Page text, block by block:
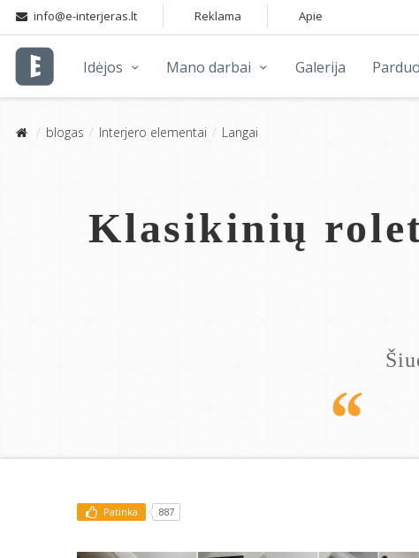
Idėjos Mano darbai Galerija
info@e-interjeras.lt Reklama Apie
blogas Interjero elementai Langai
Klasikinių
Patinka 887